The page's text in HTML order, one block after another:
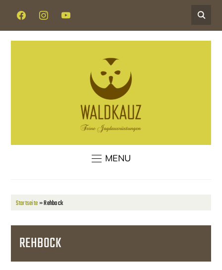
FACEBOOKINSTAGRAMYOUTUBE
MENU
Startseite»Rehbock
REHBOCK